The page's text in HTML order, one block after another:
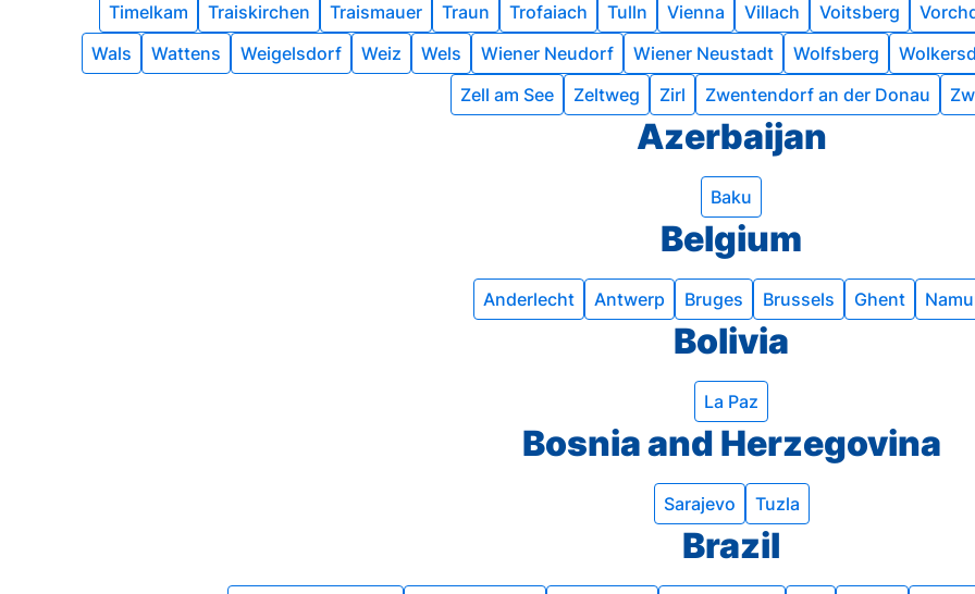
Timelkam
Traiskirchen Traismauer Traun Trofaiach Tulln Vienna Villach Voitsberg
Wals
Wattens Weigelsdorf Weiz Wels Wiener Neudorf Wiener Neustadt Wolfsberg
Zell am See
Zeltweg Zirl Zwentendorf an der Donau
Azerbaijan
Baku
Belgium
Anderlecht Antwerp Bruges Brussels Ghent
Bolivia
La Paz
Bosnia and Herzegovina
Sarajevo Tuzla
Brazil